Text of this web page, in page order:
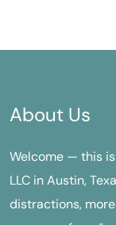
About Us
Welcome — this
LLC in Austin,
distractions,